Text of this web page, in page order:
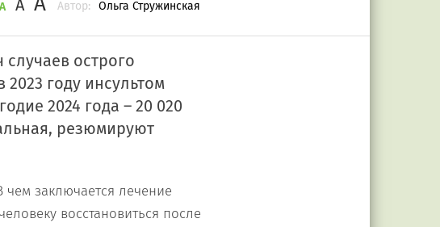
Автор: Ольга Стружинская
A A
острого
году инсультом
2024 года – 20 020
резюмируют
заключается лечение
восстановиться после